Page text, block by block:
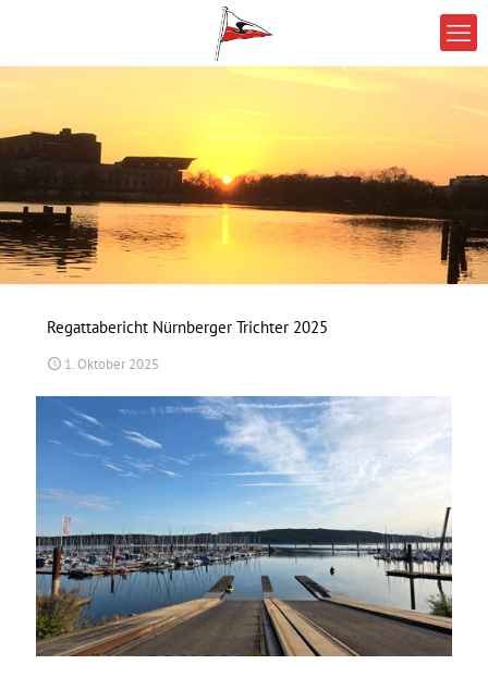
Regattabericht Nürnberger Trichter 2025
1. Oktober 2025